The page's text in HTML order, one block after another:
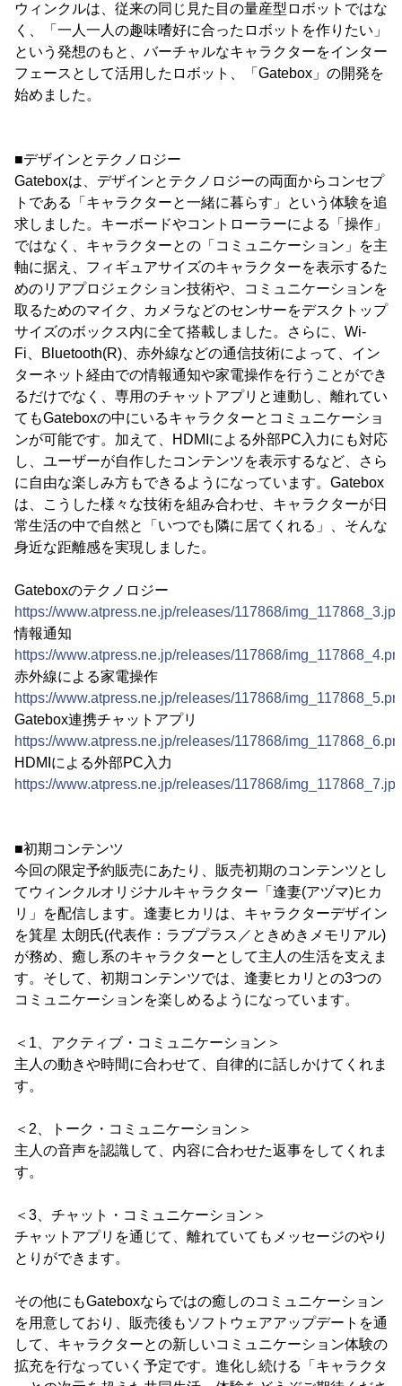
ウィンクルは、従来の同じ見た目の量産型ロボットではな
く、「一人一人の趣味嗜好に合ったロボットを作りたい」
という発想のもと、バーチャルなキャラクターをインター
フェースとして活用したロボット、「Gatebox」の開発を
始めました。
■デザインとテクノロジー
Gateboxは、デザインとテクノロジーの両面からコンセプ
トである「キャラクターと一緒に暮らす」という体験を追
求しました。キーボードやコントローラーによる「操作」
ではなく、キャラクターとの「コミュニケーション」を主
軸に据え、フィギュアサイズのキャラクターを表示するた
めのリアプロジェクション技術や、コミュニケーションを
取るためのマイク、カメラなどのセンサーをデスクトップ
サイズのボックス内に全て搭載しました。さらに、Wi-
Fi、Bluetooth(R)、赤外線などの通信技術によって、イン
ターネット経由での情報通知や家電操作を行うことができ
るだけでなく、専用のチャットアプリと連動し、離れてい
てもGateboxの中にいるキャラクターとコミュニケーショ
ンが可能です。加えて、HDMIによる外部PC入力にも対応
し、ユーザーが自作したコンテンツを表示するなど、さら
に自由な楽しみ方もできるようになっています。Gatebox
は、こうした様々な技術を組み合わせ、キャラクターが日
常生活の中で自然と「いつでも隣に居てくれる」、そんな
身近な距離感を実現しました。
Gateboxのテクノロジー
https://www.atpress.ne.jp/releases/117868/
情報通知
https://www.atpress.ne.jp/releases/117868/
赤外線による家電操作
https://www.atpress.ne.jp/releases/117868/
Gatebox連携チャットアプリ
https://www.atpress.ne.jp/releases/117868/
HDMIによる外部PC入力
https://www.atpress.ne.jp/releases/117868/
■初期コンテンツ
今回の限定予約販売にあたり、販売初期のコンテンツとし
てウィンクルオリジナルキャラクター「逢妻(アヅマ)ヒカ
リ」を配信します。逢妻ヒカリは、キャラクターデザイン
を箕星 太朗氏(代表作：ラブプラス／ときめきメモリアル)
が務め、癒し系のキャラクターとして主人の生活を支えま
す。そして、初期コンテンツでは、逢妻ヒカリとの3つの
コミュニケーションを楽しめるようになっています。
＜1、アクティブ・コミュニケーション＞
主人の動きや時間に合わせて、自律的に話しかけてくれま
す。
＜2、トーク・コミュニケーション＞
主人の音声を認識して、内容に合わせた返事をしてくれま
す。
＜3、チャット・コミュニケーション＞
チャットアプリを通じて、離れていてもメッセージのやり
とりができます。
その他にもGateboxならではの癒しのコミュニケーション
を用意しており、販売後もソフトウェアアップデートを通
して、キャラクターとの新しいコミュニケーション体験の
拡充を行なっていく予定です。進化し続ける「キャラクタ